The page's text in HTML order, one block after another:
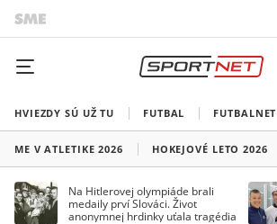
HVIEZDY SÚ UŽ TU FUTBAL FUTBALNET
ME V ATLETIKE 2026 HOKEJOVÉ LETO 2026
Na Hitlerovej olympiáde brali
medaily prví Slováci. Život
anonymnej hrdinky uťala tragédia